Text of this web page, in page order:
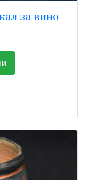
за вино